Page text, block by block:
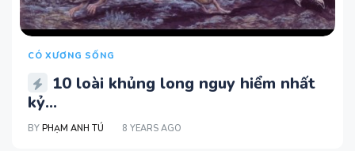
CÓ XƯƠNG SỐNG
10 loài khủng long nguy hiểm nhất
kỷ...
BY PHẠM ANH TÚ 8 YEARS AGO